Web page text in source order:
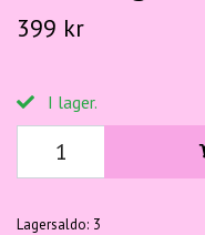
399 kr
I lager.
Lagersaldo: 3